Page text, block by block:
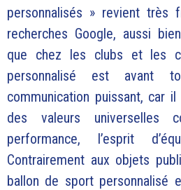
personnalisés » revient très
recherches Google, aussi
que chez les clubs et les
personnalisé est avant
communication puissant, car
des valeurs universelles
performance, l’esprit
Contrairement aux objets
ballon de sport personnalisé